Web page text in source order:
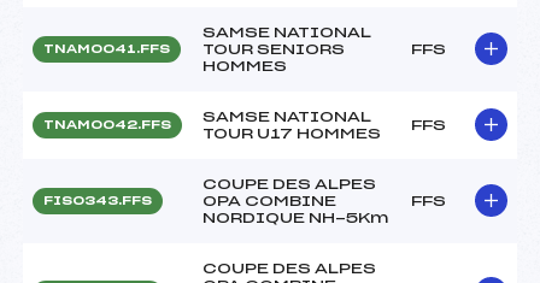
TNAM0041.FFS
SAMSE NATIONAL
TOUR SENIORS
HOMMES
FFS
TNAM0042.FFS
SAMSE NATIONAL
TOUR U17 HOMMES
FFS
FIS0343.FFS
COUPE DES ALPES
OPA COMBINE
NORDIQUE NH-5Km
FFS
COUPE DES ALPES